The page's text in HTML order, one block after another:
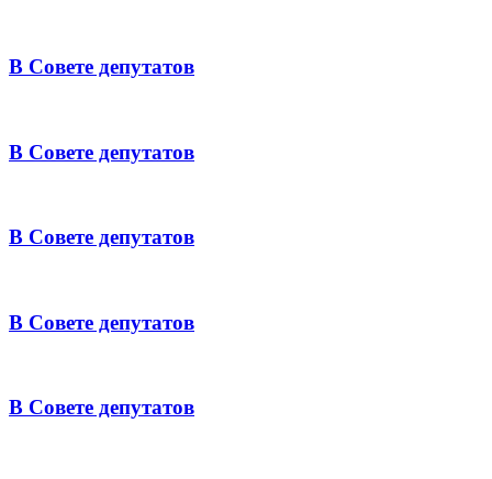
В Совете депутатов
В Совете депутатов
В Совете депутатов
В Совете депутатов
В Совете депутатов